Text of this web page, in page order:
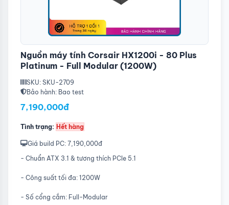
Nguồn máy tính Corsair HX1200i - 80 Plus
Platinum - Full Modular (1200W)
SKU: SKU-2709
Bảo hành: Bao test
7,190,000đ
Tình trạng: Hết hàng
Giá build PC: 7,190,000đ
- Chuẩn ATX 3.1 & tương thích PCIe 5.1
- Công suất tối đa: 1200W
- Số cổng cắm: Full-Modular